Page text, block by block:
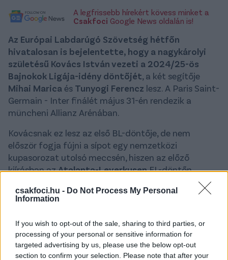
csakfoci.hu - Do Not Process My Personal
Information
If you wish to opt-out of the sale, sharing to third parties, or
processing of your personal or sensitive information for
targeted advertising by us, please use the below opt-out
section to confirm your selection. Please note that after your
A legfrissebb hírekért kövess minket a
Csakfoci Google News oldalán is!
Az Európai Labdarúgó Szövetség hétfőn
hivatalosan is bejelentette, hogy a nagykárolyi
születésű Kovács István vezeti a 2024/25-ös
Bajnokok Ligája-idény döntőjét, a két segítője
Mihai Maricaés Tunyogi Ferencz lesz. A Paris Saint-
Germain - Inter finálét május 31-én rendezik a
müncheni Allianz Arénában.
Kovácsnak ez lesz az első BL-döntője, de nem
először fogja fújni a sípot egy nemzetközi
kupasorozat utolsó meccsén, hiszen az előző
kiírásban azAtalanta-LeverkusenEL-döntőn,
Konferencia
Liga-finálén dirigált.
döntőt a németFelix Zwayer, aChelsea–Betis
Konferencia Liga-döntőt pedig a bosnyákIrfan
Peljtovezeti vezeti majd.